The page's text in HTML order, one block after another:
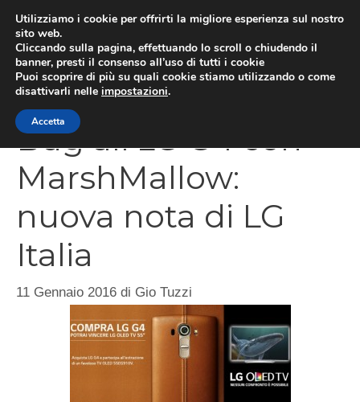
contenuto
Bug all’LG G4 con
MarshMallow:
nuova nota di LG
Italia
11 Gennaio 2016 di Gio Tuzzi
Utilizziamo i cookie per offrirti la migliore esperienza sul nostro
sito web.
Cliccando sulla pagina, effettuando lo scroll o chiudendo il
banner, presti il consenso all’uso di tutti i cookie
Puoi scoprire di più su quali cookie stiamo utilizzando o come
disattivarli nelle impostazioni.
Accetta